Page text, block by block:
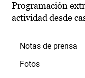
Programación
actividad desde
Notas de prensa
Fotos